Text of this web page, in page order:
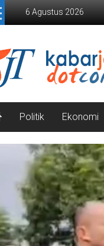
6 Agustus 2026
Politik Ekonomi